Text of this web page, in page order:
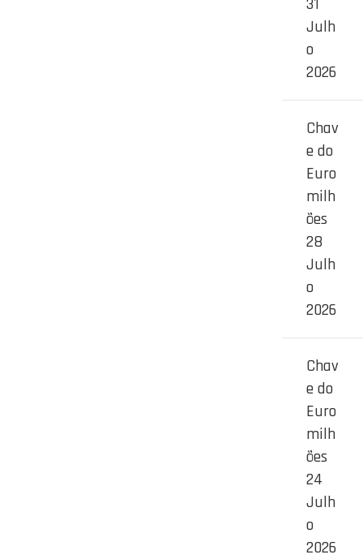
Julh
o
2026
Chav
e do
Euro
milh
ões
28
Julh
o
2026
Chav
e do
Euro
milh
ões
24
Julh
o
2026